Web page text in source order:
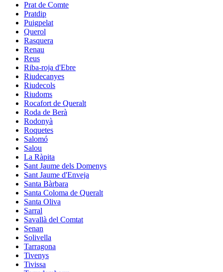
Prat de Comte
Pratdip
Puigpelat
Querol
Rasquera
Renau
Reus
Riba-roja d'Ebre
Riudecanyes
Riudecols
Riudoms
Rocafort de Queralt
Roda de Berà
Rodonyà
Roquetes
Salomó
Salou
La Ràpita
Sant Jaume dels Domenys
Sant Jaume d'Enveja
Santa Bàrbara
Santa Coloma de Queralt
Santa Oliva
Sarral
Savallà del Comtat
Senan
Solivella
Tarragona
Tivenys
Tivissa